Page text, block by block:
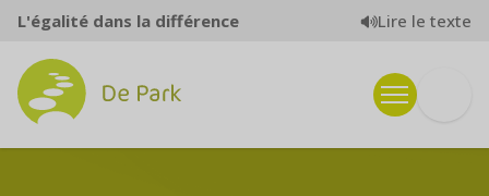
Aller au contenu
L'égalité dans la différence Lire le texte